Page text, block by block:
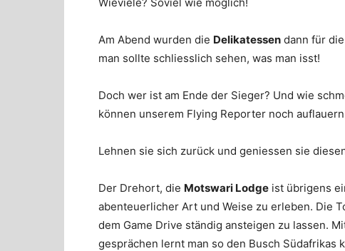
Am Abend wurden die Delikatessen dann für
man sollte schliesslich sehen, was man isst!
Doch wer ist am Ende der Sieger? Und wie
können unserem Flying Reporter noch
Lehnen sie sich zurück und geniessen sie
Der Drehort, die Motswari Lodge ist übrigens
abenteuerlicher Art und Weise zu erleben. Die
dem Game Drive ständig ansteigen zu lassen.
gesprächen lernt man so den Busch Südafrikas